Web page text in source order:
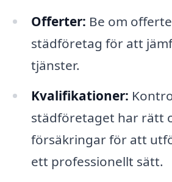
Offerter: Be om
städföretag för att
tjänster.
Kvalifikationer:
städföretaget har rätt
försäkringar för att
ett professionellt sätt.